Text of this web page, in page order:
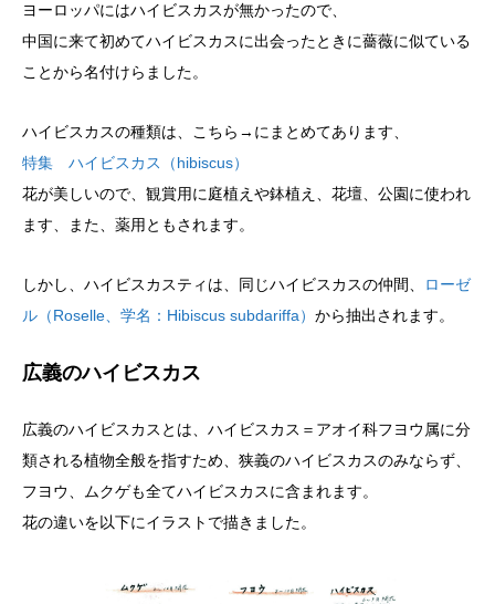
ヨーロッパにはハイビスカスが無かったので、
中国に来て初めてハイビスカスに出会ったときに薔薇に似ている
ことから名付けらました。
ハイビスカスの種類は、こちら→にまとめてあります、
特集 ハイビスカス（hibiscus）
花が美しいので、観賞用に庭植えや鉢植え、花壇、公園に使われ
ます、また、薬用ともされます。
しかし、ハイビスカスティは、同じハイビスカスの仲間、
ローゼ
ル（Roselle、学名：Hibiscus subdariffa） から抽出されます。
広義のハイビスカス
広義のハイビスカスとは、ハイビスカス＝アオイ科フヨウ属に分
類される植物全般を指すため、狭義のハイビスカスのみならず、
フヨウ、ムクゲも全てハイビスカスに含まれます。
花の違いを以下にイラストで描きました。